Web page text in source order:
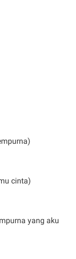
cinta)
yang aku